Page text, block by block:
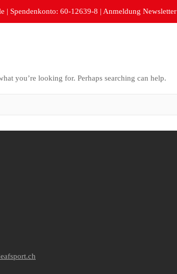
| Spendenkonto: 60-12639-8 | Anmeldung Newsletter
you’re looking for. Perhaps searching can help.